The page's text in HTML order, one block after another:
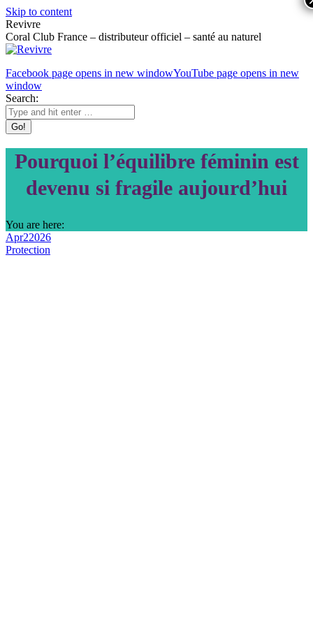
Skip to content
Revivre
Coral Club France – distributeur officiel – santé au naturel
Facebook page opens in new windowYouTube page opens in new
window
Search:
Pourquoi l’équilibre féminin est
devenu si fragile aujourd’hui
You are here:
Apr22026
Protection